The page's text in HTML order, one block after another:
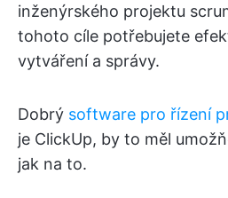
inženýrského projektu
tohoto cíle potřebujete
vytváření a správy.
Dobrý software pro řízení
je ClickUp, by to měl
jak na to.